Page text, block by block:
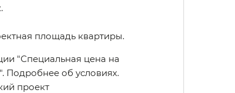
площадь квартиры.
"Специальная цена на
Подробнее об условиях.
проект